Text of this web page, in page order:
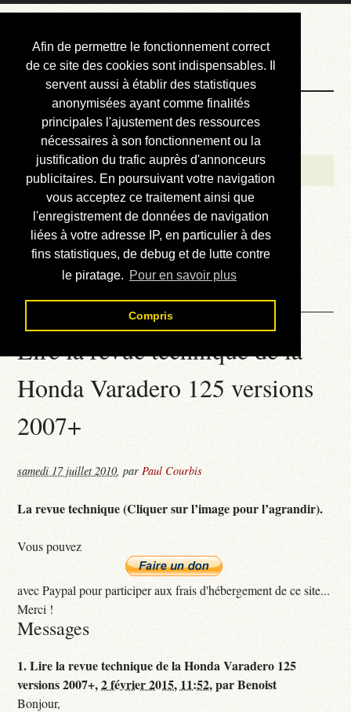
Afin de permettre le fonctionnement correct
de ce site des cookies sont indispensables. Il
servent aussi à établir des statistiques
anonymisées ayant comme finalités
principales l'ajustement des ressources
nécessaires à son fonctionnement ou la
justification du trafic auprès d'annonceurs
publicitaires. En poursuivant votre navigation
vous acceptez ce traitement ainsi que
l'enregistrement de données de navigation
liées à votre adresse IP, en particulier à des
fins statistiques, de debug et de lutte contre
le piratage. Pour en savoir plus
Compris
Courbis, « LE »
Blog Officiel
Bienvenue
Réalisations
Divers (et d’été)
Annonces
Liens externes
Téléchargement
Contact
Lire la revue technique de la
Honda Varadero 125 versions
2007+
samedi 17 juillet 2010,parPaul Courbis
La revue technique (Cliquer sur l’image pour l’agrandir).
Vous pouvez
avec Paypal pour participer aux frais d'hébergement de ce site...
Merci !
Messages
1.Lire la revue technique de la Honda Varadero 125
versions 2007+,2 février 2015, 11:52,parBenoist
Bonjour,